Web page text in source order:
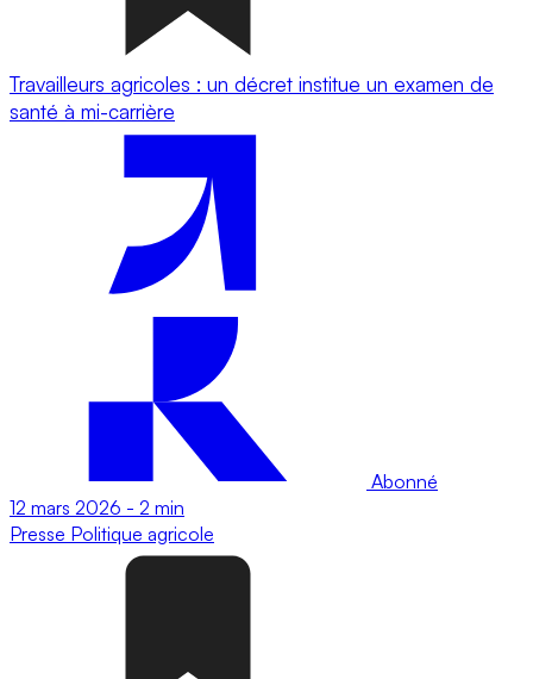
Travailleurs agricoles : un décret institue un examen de
santé à mi-carrière
Abonné
12 mars 2026 - 2 min
Presse Politique agricole